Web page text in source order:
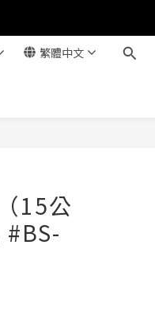
繁體中文
15公